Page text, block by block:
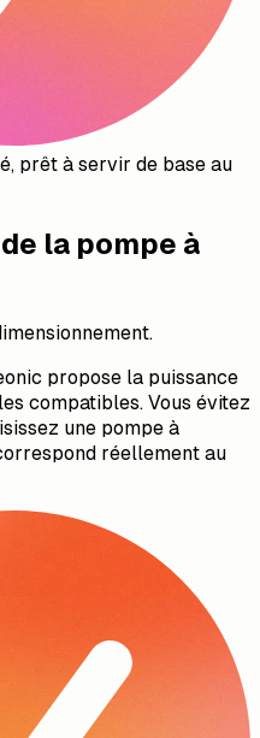
prêt à servir de base au
la pompe à
propose la puissance
compatibles. Vous évitez
une pompe à
réellement au